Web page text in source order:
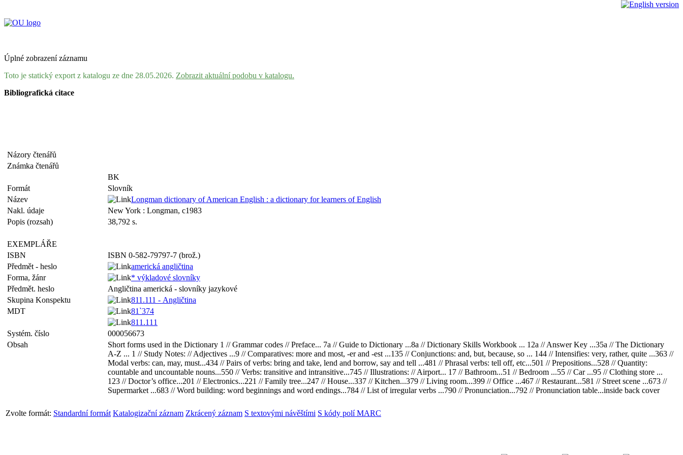
Úplné zobrazení záznamu
Toto je statický export z katalogu ze dne 28.05.2026. Zobrazit aktuální podobu v katalogu.
Bibliografická citace
Názory čtenářů
Známka čtenářů
BK
Formát
Slovník
Název
Longman dictionary of American English : a dictionary for learners of English
Nakl. údaje
New York : Longman, c1983
Popis (rozsah)
38,792 s.
EXEMPLÁŘE
ISBN
ISBN 0-582-79797-7 (brož.)
Předmět - heslo
americká angličtina
Forma, žánr
* výkladové slovníky
Předmět. heslo
Angličtina americká - slovníky jazykové
Skupina Konspektu
811.111 - Angličtina
MDT
81`374
811.111
Systém. číslo
000056673
Obsah
Short forms used in the Dictionary 1 // Grammar codes // Preface... 7a // Guide to Dictionary ...8a // Dictionary Skills Workbook ... 12a // Answer Key ...35a // The Dictionary
A-Z ... 1 // Study Notes: // Adjectives ...9 // Comparatives: more and most, -er and -est ...135 // Conjunctions: and, but, because, so ... 144 // Intensifies: very, rather, quite ...363 //
Modal verbs: can, may, must...434 // Pairs of verbs: bring and take, lend and borrow, say and tell ...481 // Phrasal verbs: tell off, etc...501 // Prepositions...528 // Quantity:
countable and uncountable nouns...550 // Verbs: transitive and intransitive...745 // Illustrations: // Airport... 17 // Bathroom...51 // Bedroom ...55 // Car ...95 // Clothing store ...
123 // Doctor’s office...201 // Electronics...221 // Family tree...247 // House...337 // Kitchen...379 // Living room...399 // Office ...467 // Restaurant...581 // Street scene ...673 //
Supermarket ...683 // Word building: word beginnings and word endings...784 // List of irregular verbs ...790 // Pronunciation...792 // Pronunciation table...inside back cover
Zvolte formát: Standardní formát Katalogizační záznam Zkrácený záznam S textovými návěštími S kódy polí MARC